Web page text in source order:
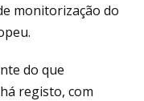
monitorização do
do que
registo, com